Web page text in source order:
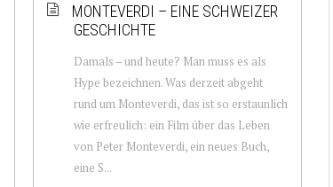
MONTEVERDI – EINE SCHWEIZER
GESCHICHTE
Damals – und heute? Man muss es als
Hype bezeichnen. Was derzeit abgeht
rund um Monteverdi, das ist so erstaunlich
wie erfreulich: ein Film über das Leben
von Peter Monteverdi, ein neues Buch,
eine S...